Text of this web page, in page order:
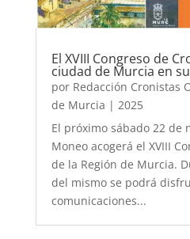
El XVIII Congreso de
ciudad de Murcia en
por Redacción Cronistas
de Murcia | 2025
El próximo sábado 22 de
Moneo acogerá el XVIII
de la Región de Murcia.
del mismo se podrá
comunicaciones...